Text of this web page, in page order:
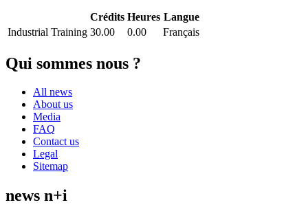
Crédits Heures Langue
Industrial Training 30.00 0.00 Français
Qui sommes nous ?
All news
About us
Media
FAQ
Contact us
Legal
Sitemap
news n+i